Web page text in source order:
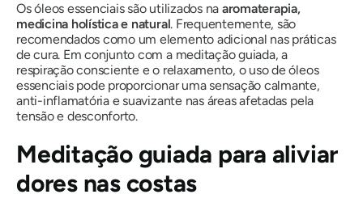
Os óleos essenciais são utilizados na aromaterapia,
medicina holística e natural. Frequentemente, são
recomendados como um elemento adicional nas práticas
de cura. Em conjunto com a meditação guiada, a
respiração consciente e o relaxamento, o uso de óleos
essenciais pode proporcionar uma sensação calmante,
anti-inflamatória e suavizante nas áreas afetadas pela
tensão e desconforto.
Meditação guiada para aliviar
dores nas costas